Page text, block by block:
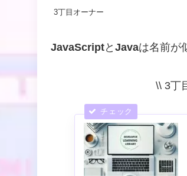
3丁目オーナー
JavaScriptと Javaは名前が
\\ 3丁